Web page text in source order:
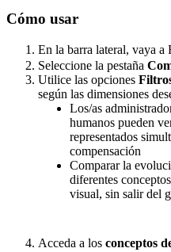
Cómo usar
En la barra lateral, vaya a
Seleccione la pestaña
Utilice las opciones
según las dimensiones
Los/as
humanos pueden
representados simult
compensación
Comparar la evoluci
diferentes conceptos
visual, sin salir del
Acceda a los conceptos